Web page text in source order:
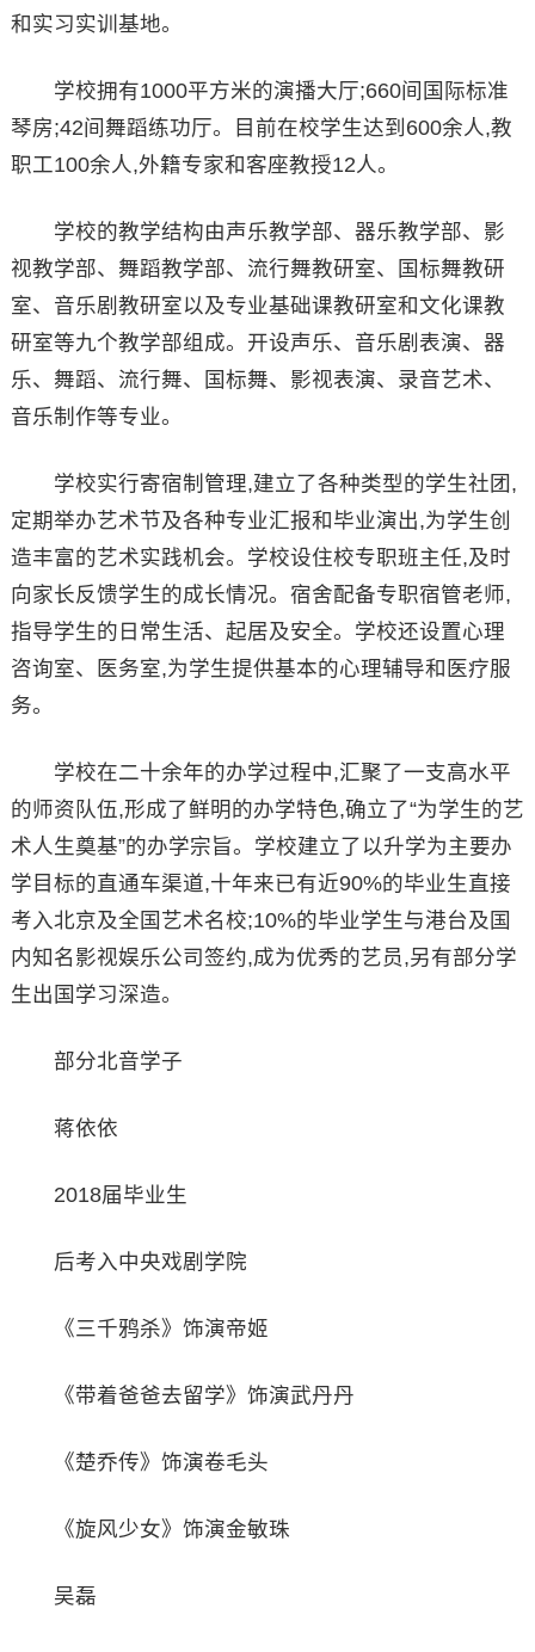
和实习实训基地。
学校拥有1000平方米的演播大厅;660间国际标准
琴房;42间舞蹈练功厅。目前在校学生达到600余人,教
职工100余人,外籍专家和客座教授12人。
学校的教学结构由声乐教学部、器乐教学部、影
视教学部、舞蹈教学部、流行舞教研室、国标舞教研
室、音乐剧教研室以及专业基础课教研室和文化课教
研室等九个教学部组成。开设声乐、音乐剧表演、器
乐、舞蹈、流行舞、国标舞、影视表演、录音艺术、
音乐制作等专业。
学校实行寄宿制管理,建立了各种类型的学生社团,
定期举办艺术节及各种专业汇报和毕业演出,为学生创
造丰富的艺术实践机会。学校设住校专职班主任,及时
向家长反馈学生的成长情况。宿舍配备专职宿管老师,
指导学生的日常生活、起居及安全。学校还设置心理
咨询室、医务室,为学生提供基本的心理辅导和医疗服
务。
学校在二十余年的办学过程中,汇聚了一支高水平
的师资队伍,形成了鲜明的办学特色,确立了“为学生的艺
术人生奠基”的办学宗旨。学校建立了以升学为主要办
学目标的直通车渠道,十年来已有近90%的毕业生直接
考入北京及全国艺术名校;10%的毕业学生与港台及国
内知名影视娱乐公司签约,成为优秀的艺员,另有部分学
生出国学习深造。
部分北音学子
蒋依依
2018届毕业生
后考入中央戏剧学院
《三千鸦杀》饰演帝姬
《带着爸爸去留学》饰演武丹丹
《楚乔传》饰演卷毛头
《旋风少女》饰演金敏珠
吴磊